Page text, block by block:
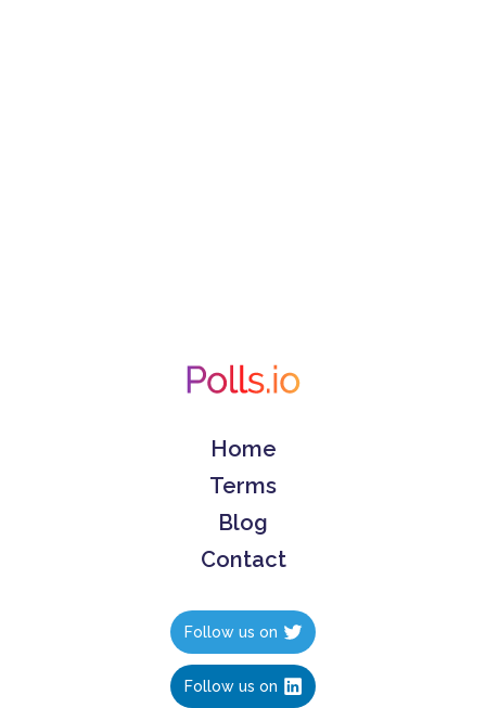
Home
Terms
Blog
Contact
Follow us on
Follow us on